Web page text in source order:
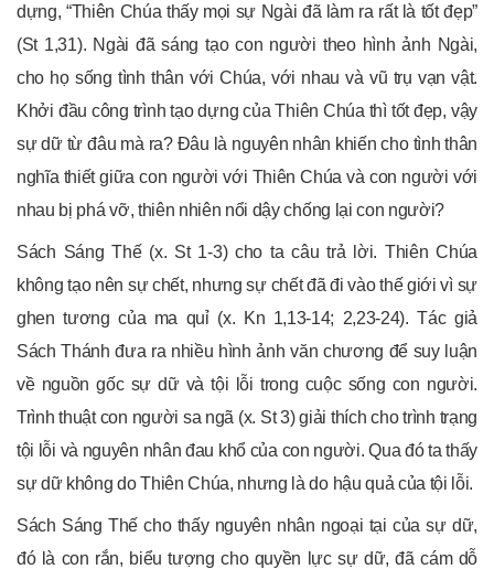
dựng, “Thiên Chúa thấy mọi sự Ngài đã làm ra rất là tốt đẹp”
(St 1,31). Ngài đã sáng tạo con người theo hình ảnh Ngài,
cho họ sống tình thân với Chúa, với nhau và vũ trụ vạn vật.
Khởi đầu công trình tạo dựng của Thiên Chúa thì tốt đẹp, vậy
sự dữ từ đâu mà ra? Đâu là nguyên nhân khiến cho tình thân
nghĩa thiết giữa con người với Thiên Chúa và con người với
nhau bị phá vỡ, thiên nhiên nổi dậy chống lại con người?
Sách Sáng Thế (x. St 1-3) cho ta câu trả lời. Thiên Chúa
không tạo nên sự chết, nhưng sự chết đã đi vào thế giới vì sự
ghen tương của ma quỉ (x. Kn 1,13-14; 2,23-24). Tác giả
Sách Thánh đưa ra nhiều hình ảnh văn chương để suy luận
về nguồn gốc sự dữ và tội lỗi trong cuộc sống con người.
Trình thuật con người sa ngã (x. St 3) giải thích cho trình trạng
tội lỗi và nguyên nhân đau khổ của con người. Qua đó ta thấy
sự dữ không do Thiên Chúa, nhưng là do hậu quả của tội lỗi.
Sách Sáng Thế cho thấy nguyên nhân ngoại tại của sự dữ,
đó là con rắn, biểu tượng cho quyền lực sự dữ, đã cám dỗ